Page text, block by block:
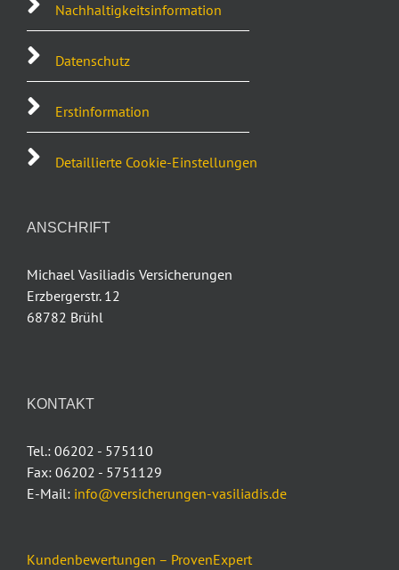
Nachhaltigkeitsinformation
Datenschutz
Erstinformation
Detaillierte Cookie-Einstellungen
ANSCHRIFT
Michael Vasiliadis Versicherungen
Erzbergerstr. 12
68782 Brühl
KONTAKT
Tel.: 06202 - 575110
Fax: 06202 - 5751129
E-Mail: info@versicherungen-vasiliadis.de
Kundenbewertungen – ProvenExpert